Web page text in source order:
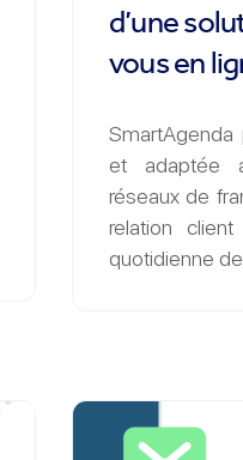
d’une
vous en
et adaptée
réseaux de
relation
quotidienne